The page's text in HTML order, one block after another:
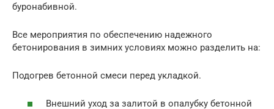
буронабивной.
Все мероприятия по обеспечению надежного
бетонирования в зимних условиях можно разделить на:
Подогрев бетонной смеси перед укладкой.
Внешний уход за залитой в опалубку бетонной